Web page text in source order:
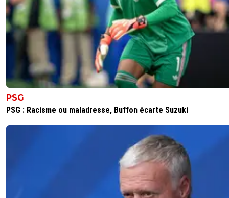
PSG
PSG : Racisme ou maladresse, Buffon écarte Suzuki